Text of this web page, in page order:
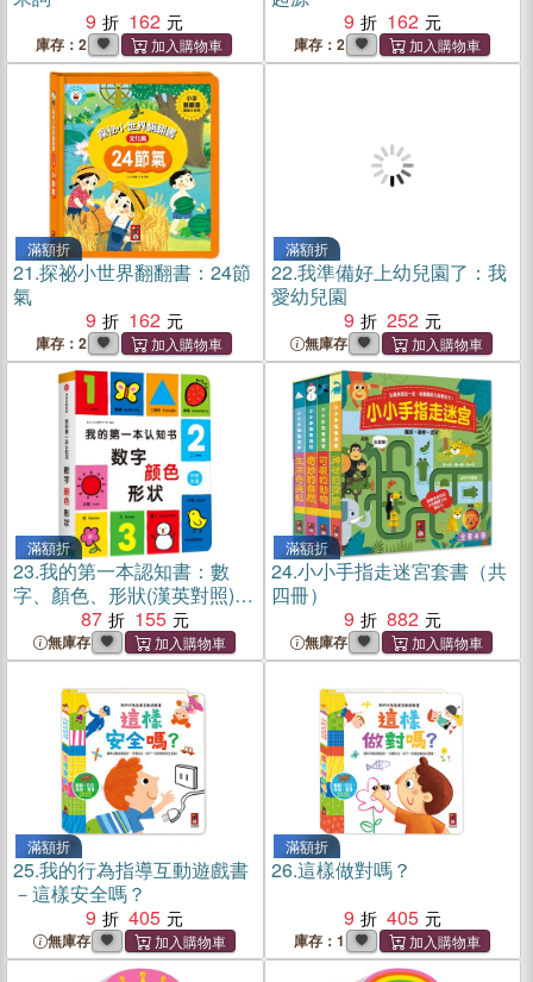
9
162
庫存：2
9
162
庫存：2
滿額折
21.探祕小世界翻翻書：24節
氣
9
162
庫存：2
滿額折
22.我準備好上幼兒園了：我
愛幼兒園
9
252
無庫存
滿額折
23.我的第一本認知書：數
字、顏色、形狀(漢英對照)
（簡體書）
87 155
無庫存
滿額折
24.小小手指走迷宮套書（共
四冊）
9
882
無庫存
滿額折
25.我的行為指導互動遊戲書
－這樣安全嗎？
9
405
無庫存
滿額折
26.這樣做對嗎？
9
405
庫存：1